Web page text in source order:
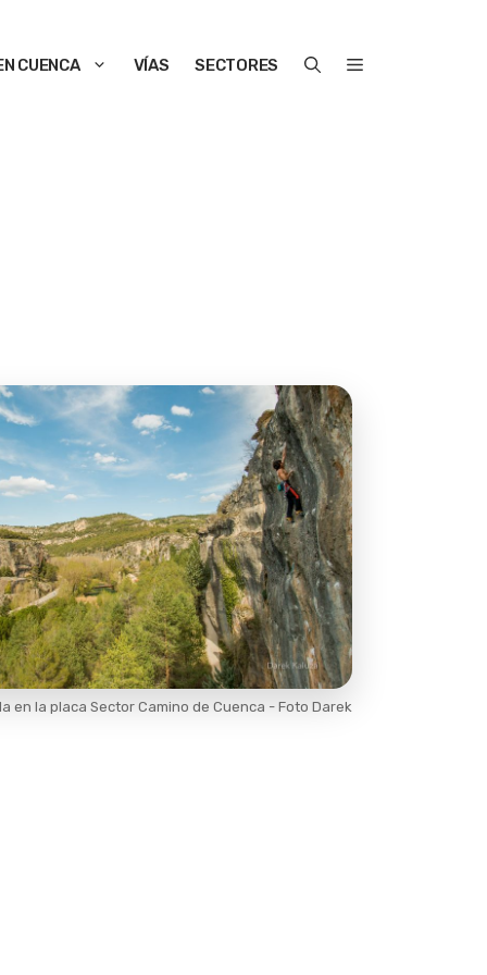
CUENCA VÍAS SECTORES
en la placa Sector Camino de Cuenca - Foto Darek